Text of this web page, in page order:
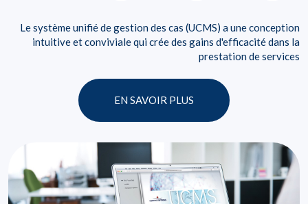
Le système unifié de gestion des cas (UCMS) a une conception
intuitive et conviviale qui crée des gains d'efficacité dans la
prestation de services
EN SAVOIR PLUS